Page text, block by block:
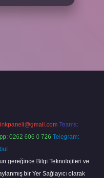
Teams:
0262 606 0 726 Telegram:
gereğince Bilgi Teknolojileri ve
bir Yer Sağlayıcı olarak